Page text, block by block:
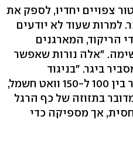
צפויים יחדיו, לספק את
למרות שעוד לא יודעים
הריקוד, המארגנים
"אלה נורות שאפשר
ביגר. "בניגוד
לאופניים, שכל מדווש מייצר בין 100 ל-150 וואט חשמל,
בתזוזה של כף הרגל
אך מספיקה כדי